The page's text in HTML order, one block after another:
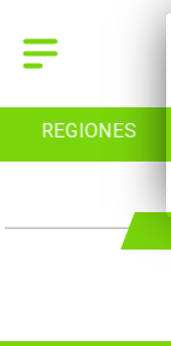
REGIONES